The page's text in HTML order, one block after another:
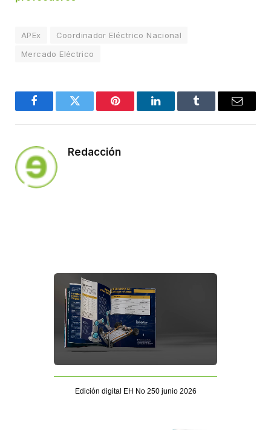
APEx
Coordinador Eléctrico Nacional
Mercado Eléctrico
FacebookTwitter Pinterest LinkedInTumblr Email
Redacción
Edición digital EH No 250 junio 2026